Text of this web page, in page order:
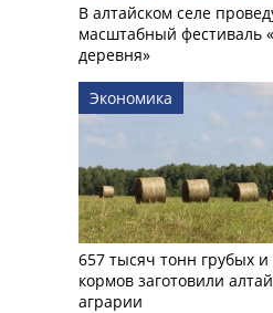
В алтайском селе
масштабный фестиваль
деревня»
Экономика
657 тысяч тонн грубых
кормов заготовили
аграрии